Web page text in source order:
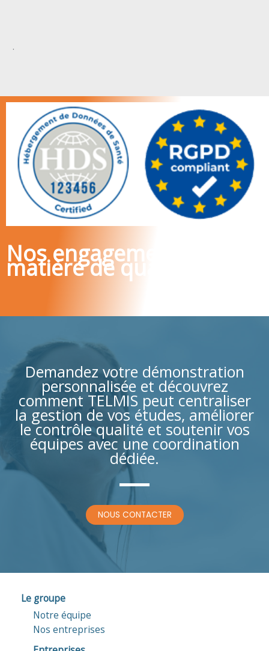
.
Nos engagements en
matière de qualité
Demandez votre démonstration
personnalisée et découvrez
comment TELMIS peut centraliser
la gestion de vos études, améliorer
le contrôle qualité et soutenir vos
équipes avec une coordination
dédiée.
NOUS CONTACTER
Le groupe
Notre équipe
Nos entreprises